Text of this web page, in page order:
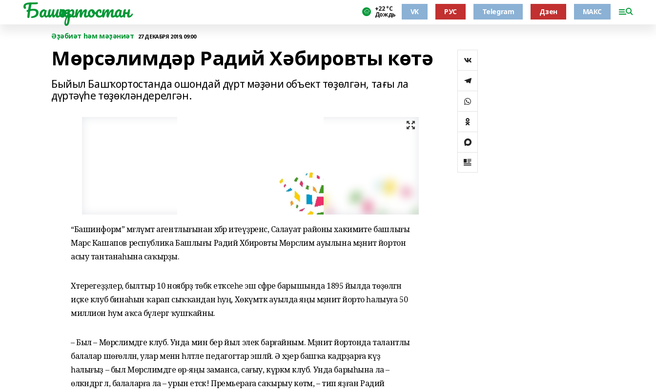
Башҡортостан +22 °С
Дождь VK РУС Telegram Дзен МАКС
Әҙәбиәт һәм мәҙәниәт 27 ДЕКАБРЯ 2019, 09:00
Мөрсәлимдәр Радий Хәбировты көтә
Быйыл Башҡортостанда ошондай дүрт мәҙәни объект төҙөлгән, тағы ла
дүртәүһе төҙөкләндерелгән.
“Башинформ” мәғлүмәт агентлығынан хәбәр итеүҙәренсә, Салауат районы хакимиәте башлығы
Марс Кашапов республика Башлығы Радий Хәбировты Мөрсәлим ауылына мәҙәниәт йортон
асыу тантанаһына саҡырҙы.
Хәтерегеҙҙәлер, былтыр 10 ноябрҙә төбәк етәксеһе эш сәфәре барышында 1895 йылда төҙөлгән
иҫке клуб бинаһын ҡарап сыҡҡандан һуң, Хөкүмәткә ауылда яңы мәҙәниәт йорто һалыуға 50
миллион һум аҡса бүлергә ҡушҡайны.
– Был – Мөрсәлимдәге клуб. Унда мин бер йыл элек барғайным. Мәҙәниәт йортонда талантлы
балалар шөғөлләнә, улар менән һәләтле педагогтар эшләй. Ә хәҙер башҡа кадрҙарға күҙ
һалығыҙ – был Мөрсәлимдәге өр-яңы заманса, сағыу, күркәм клуб. Унда барыһына ла –
өлкәндәргә лә, балаларға ла – урын етәсәк! Премьераға саҡырыу көтәм, – тип яҙған Радий